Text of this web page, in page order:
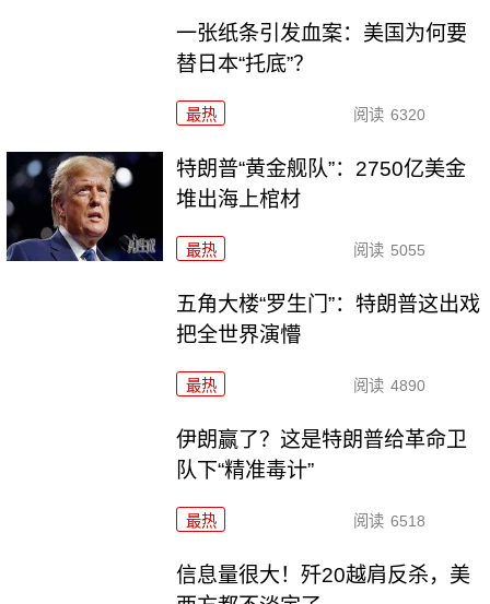
一张纸条引发血案：美国为何要
替日本“托底”？
最热 阅读 6320
特朗普“黄金舰队”：2750亿美金
堆出海上棺材
最热 阅读 5055
五角大楼“罗生门”：特朗普这出戏
把全世界演懵
最热 阅读 4890
伊朗赢了？这是特朗普给革命卫
队下“精准毒计”
最热 阅读 6518
信息量很大！歼20越肩反杀，美